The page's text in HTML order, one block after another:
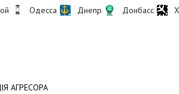
Одесса Днепр Донбасс
АГРЕСОРА